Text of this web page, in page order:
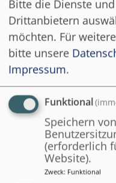
Bitte die Dienste
Drittanbietern
möchten. Für
bitte unsere
Impressum.
Funktional
Speichern
(erforderlich
Website).
Zweck: Funktional